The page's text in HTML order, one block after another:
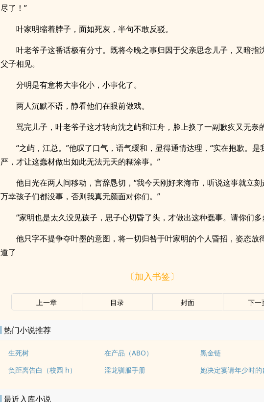
尽了！”
叶家明缩着脖子，面如死灰，半句不敢反驳。
叶老爷子这番话极有分寸。既将今晚之事归因于父亲思念儿子，又暗指
父子相见。
分明是有意将大事化小，小事化了。
两人沉默不语，静看他们在眼前做戏。
骂完儿子，叶老爷子这才转向沈之屿和江舟，脸上换了一副歉疚又无奈
“之屿，江总。”他叹了口气，语气缓和，显得通情达理，“实在抱歉。是
严，才让这蠢材做出如此无法无天的糊涂事。”
他目光在两人间移动，言辞恳切，“我今天刚好来海市，听说这事就立刻
万幸孩子们都没事，否则我真无颜面对你们。”
“家明也是太久没见孩子，思子心切昏了头，才做出这种蠢事。请你们多
他只字不提争夺叶墨的意图，将一切归咎于叶家明的个人昏招，姿态放
道了
〔加入书签〕
上一章 目录 封面 下一
热门小说推荐
生死树 在产品（ABO）
黑金链
负距离告白（校园 h）
淫龙驯服手册
最近入库小说